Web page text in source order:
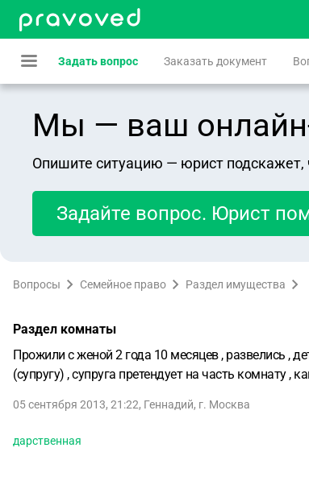
Задать вопрос Заказать документ
Мы — ваш онлайн-
Опишите ситуацию — юрист подскажет,
Задайте вопрос. Юрист
Вопросы Семейное право Раздел имущества
Раздел комнаты
Прожили с женой 2 года 10 месяцев , развелись ,
(супругу) , супруга претендует на часть комнату ,
05 сентября 2013, 21:22, Геннадий, г. Москва
дарственная